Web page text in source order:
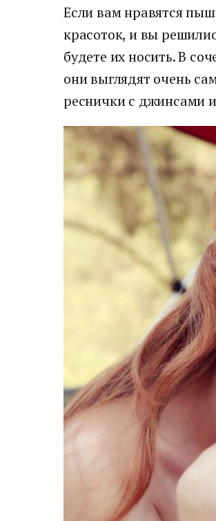
Если вам нравятся
красоток, и вы
будете их носить. В
они выглядят очень
реснички с джинсами